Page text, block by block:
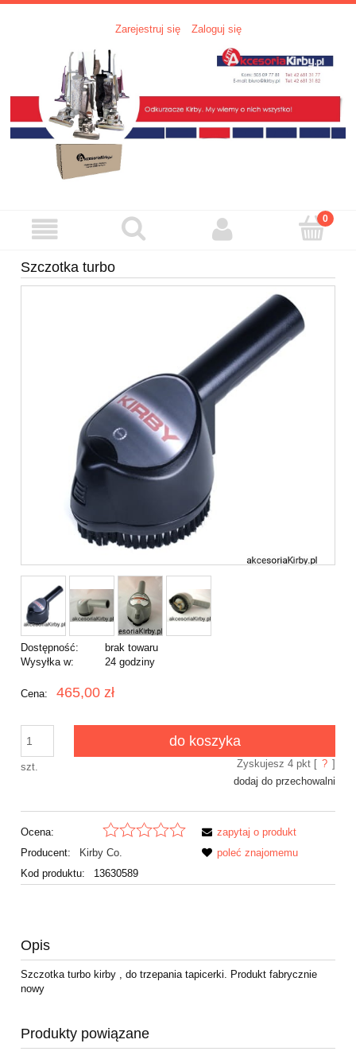
Zarejestruj się Zaloguj się
Szczotka turbo
Dostępność:
brak towaru
Wysyłka w:
24 godziny
Cena: 465,00 zł
szt.
do koszyka
Zyskujesz 4pkt [ ? ]
dodaj do przechowalni
Ocena:
Producent:
Kirby Co.
Kod produktu:
13630589
zapytaj o produkt
poleć znajomemu
Opis
Szczotka turbo kirby , do trzepania tapicerki. Produkt fabrycznie
nowy
Produkty powiązane